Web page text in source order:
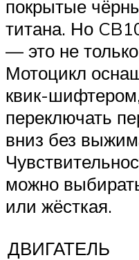
покрытые
титана. Но
— это не
Мотоцикл
квик-
переключать
вниз без
можно
или жёсткая.
ДВИГАТЕЛЬ